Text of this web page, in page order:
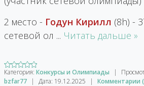
2 место - Годун Кирилл (8h) -
сетевой ол ... Читать дальше »
Категория: Конкурсы и Олимпиады |
bzfar77
| Дата: 19.12.2025 | Комментарии